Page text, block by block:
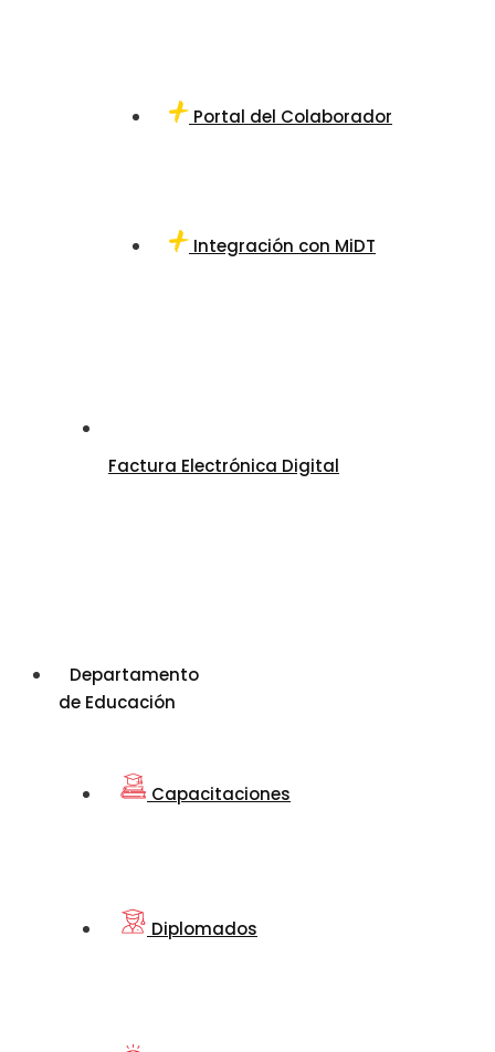
Portal del Colaborador
Integración con MiDT
Factura Electrónica Digital
Departamento
de Educación
Capacitaciones
Diplomados